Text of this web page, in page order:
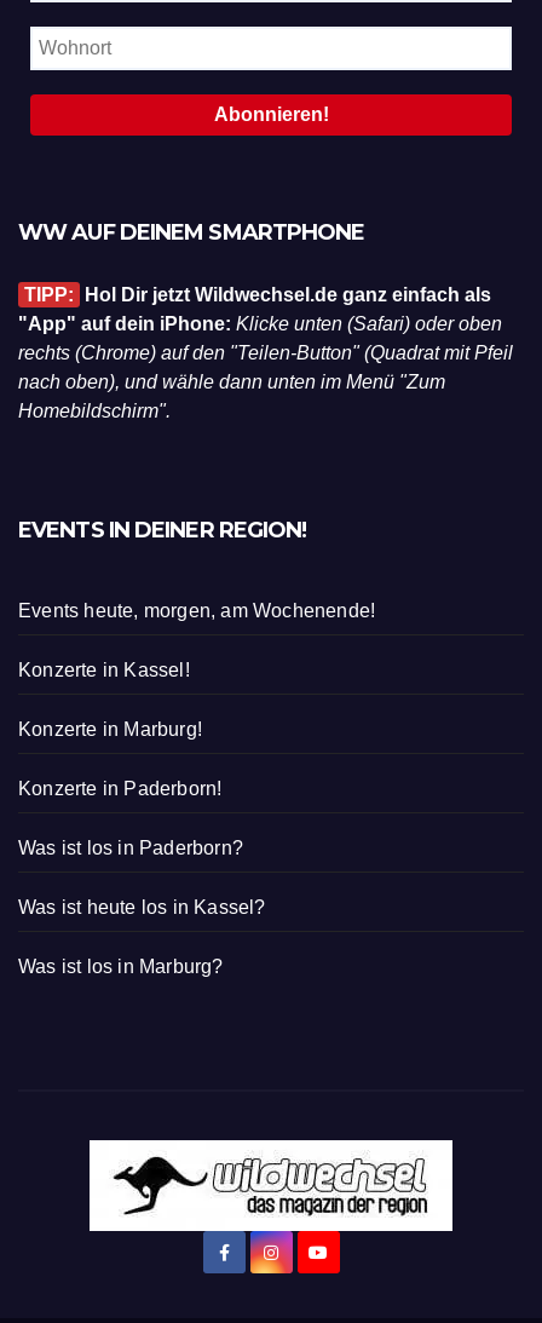
WW AUF DEINEM SMARTPHONE
TIPP:
Hol Dir jetzt Wildwechsel.de ganz einfach als
"App" auf dein iPhone: Klicke unten (Safari) oder oben
rechts (Chrome) auf den "Teilen-Button" (Quadrat mit Pfeil
nach oben), und wähle dann unten im Menü "Zum
Homebildschirm".
EVENTS IN DEINER REGION!
Events heute, morgen, am Wochenende!
Konzerte in Kassel!
Konzerte in Marburg!
Konzerte in Paderborn!
Was ist los in Paderborn?
Was ist heute los in Kassel?
Was ist los in Marburg?